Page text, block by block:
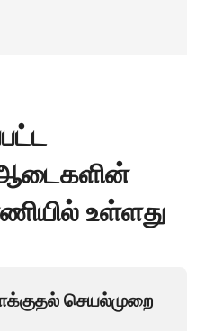
ஆடைகளின்
உள்ளது
செயல்முறை